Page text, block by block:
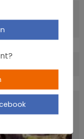
dan risico’s